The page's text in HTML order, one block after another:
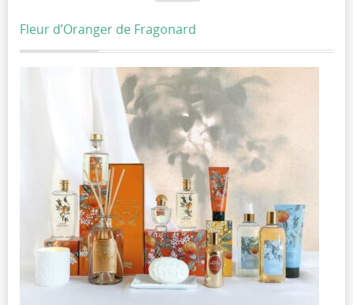
Fleur d’Oranger de Fragonard